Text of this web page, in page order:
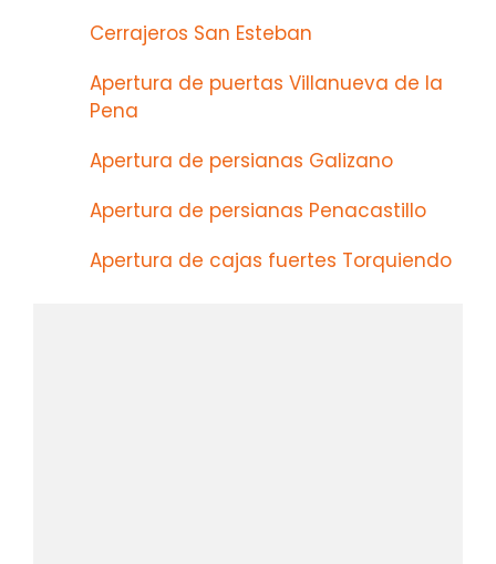
Cerrajeros San Esteban
Apertura de puertas Villanueva de la
Pena
Apertura de persianas Galizano
Apertura de persianas Penacastillo
Apertura de cajas fuertes Torquiendo